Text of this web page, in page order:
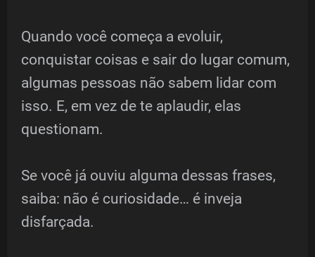
Quando você começa a evoluir,
conquistar coisas e sair do lugar comum,
algumas pessoas não sabem lidar com
isso. E, em vez de te aplaudir, elas
questionam.
Se você já ouviu alguma dessas frases,
saiba: não é curiosidade… é inveja
disfarçada.